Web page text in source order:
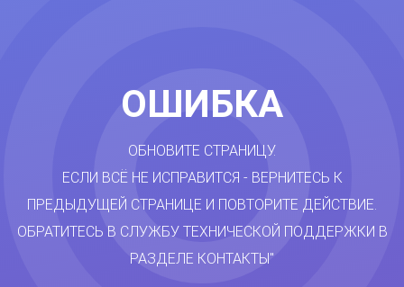
ОШИБКА
ОБНОВИТЕ СТРАНИЦУ.
ЕСЛИ ВСЁ НЕ ИСПРАВИТСЯ - ВЕРНИТЕСЬ К
ПРЕДЫДУЩЕЙ СТРАНИЦЕ И ПОВТОРИТЕ ДЕЙСТВИЕ.
ОБРАТИТЕСЬ В СЛУЖБУ ТЕХНИЧЕСКОЙ ПОДДЕРЖКИ В
РАЗДЕЛЕ КОНТАКТЫ"